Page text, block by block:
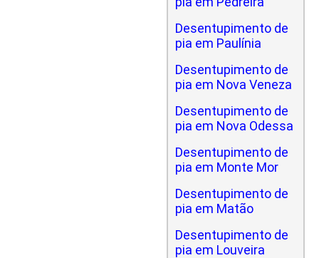
Desentupimento de
pia em Paulínia
Desentupimento de
pia em Nova Veneza
Desentupimento de
pia em Nova Odessa
Desentupimento de
pia em Monte Mor
Desentupimento de
pia em Matão
Desentupimento de
pia em Louveira